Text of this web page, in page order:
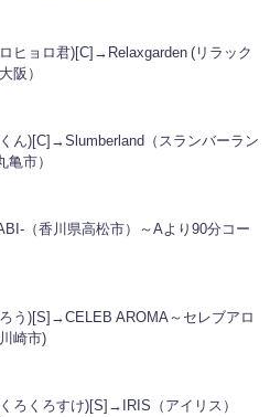
ヒョロ君)[C]→Relaxgarden (リラック
阪）
ん)[C]→Slumberland（スランバーラン
亀市）
（香川県高松市）～Aより90分コー
う)[S]→CELEB AROMA～セレブアロ
崎市)
ろくろすけ)[S]→IRIS（アイリス）